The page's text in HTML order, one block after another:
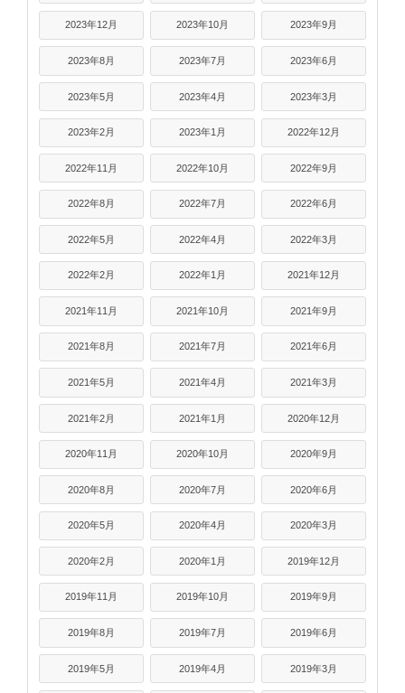
2023年12月 2023年10月 2023年9月
2023年8月 2023年7月 2023年6月
2023年5月 2023年4月 2023年3月
2023年2月 2023年1月 2022年12月
2022年11月 2022年10月 2022年9月
2022年8月 2022年7月 2022年6月
2022年5月 2022年4月 2022年3月
2022年2月 2022年1月 2021年12月
2021年11月 2021年10月 2021年9月
2021年8月 2021年7月 2021年6月
2021年5月 2021年4月 2021年3月
2021年2月 2021年1月 2020年12月
2020年11月 2020年10月 2020年9月
2020年8月 2020年7月 2020年6月
2020年5月 2020年4月 2020年3月
2020年2月 2020年1月 2019年12月
2019年11月 2019年10月 2019年9月
2019年8月 2019年7月 2019年6月
2019年5月 2019年4月 2019年3月